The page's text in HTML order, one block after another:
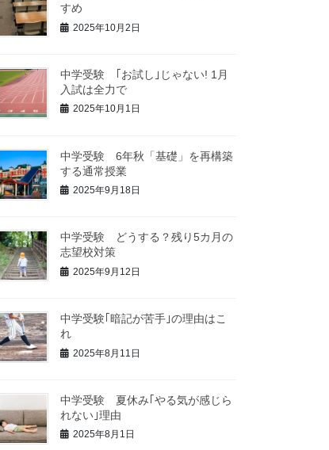
すめ
2025年10月2日
中学受験 ｢お試し｣じゃない! 1月
入試は全力で
2025年10月1日
中学受験 6年秋「基礎」を再構築
する通常授業
2025年9月18日
中学受験 どうする？残り5カ月の
志望校対策
2025年9月12日
中学受験｢暗記が苦手｣の理由はこ
れ
2025年8月11日
中学受験 夏休み｢やる気が感じら
れない｣理由
2025年8月1日